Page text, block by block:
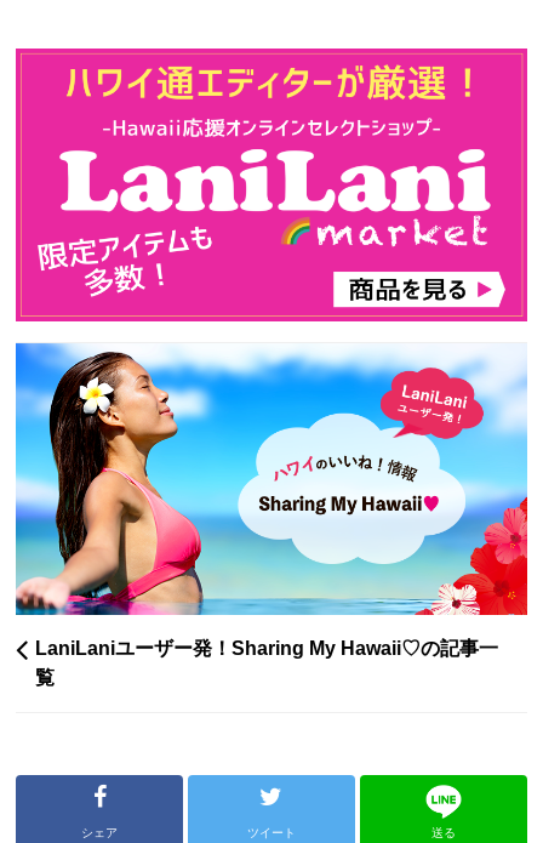
LaniLaniユーザー発！Sharing My Hawaii♡の記事一
覧
シェア ツイート 送る